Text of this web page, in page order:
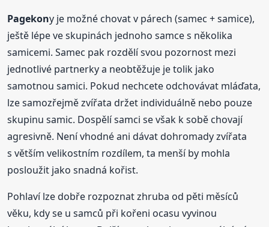
Pagekony je možné chovat v párech (samec + samice),
ještě lépe ve skupinách jednoho samce s několika
samicemi. Samec pak rozdělí svou pozornost mezi
jednotlivé partnerky a neobtěžuje je tolik jako
samotnou samici. Pokud nechcete odchovávat mláďata,
lze samozřejmě zvířata držet individuálně nebo pouze
skupinu samic. Dospělí samci se však k sobě chovají
agresivně. Není vhodné ani dávat dohromady zvířata
s větším velikostním rozdílem, ta menší by mohla
posloužit jako snadná kořist.
Pohlaví lze dobře rozpoznat zhruba od pěti měsíců
věku, kdy se u samců při kořeni ocasu vyvinou